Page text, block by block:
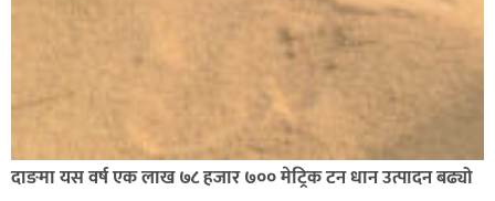
दाङमा यस वर्ष एक लाख ७८ हजार ७०० मेट्रिक टन धान उत्पादन बढ्यो